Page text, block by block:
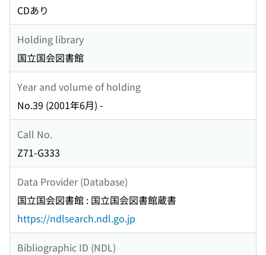
CDあり
Holding library
国立国会図書館
Year and volume of holding
No.39 (2001年6月) -
Call No.
Z71-G333
Data Provider (Database)
国立国会図書館 : 国立国会図書館蔵書
https://ndlsearch.ndl.go.jp
Bibliographic ID (NDL)